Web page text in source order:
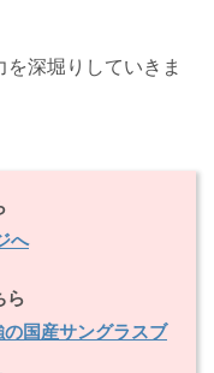
深堀りしていきま
へ
ら
の国産サングラスブ